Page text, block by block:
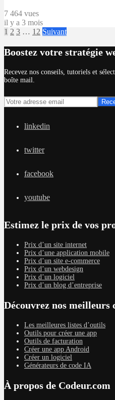
7 464 vues
il y a 3 mois
1 2 3 … 12 Suivant
Boostez votre stratégie
Recevez nos conseils, tutoriels et
boîte mail.
linkedin
twitter
facebook
youtube
Estimez le prix de vos
Prix d’un site internet
Prix d’une application mobile
Prix d’un site e-commerce
Prix d’un webdesign
Prix d’un logiciel
Prix d’un blog d’entreprise
Découvrez nos meilleurs
Les meilleures listes d’outils
Outils pour créer une app
Outils de facturation
Créer une app Android
Créer un logiciel
Générateurs de code IA
À propos de Codeur.com